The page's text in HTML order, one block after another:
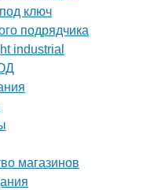
ключ
подрядчика
industrial
магазинов